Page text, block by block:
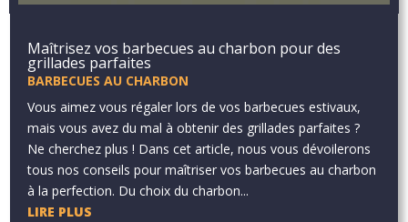
Maîtrisez vos barbecues au charbon pour des
grillades parfaites
BARBECUES AU CHARBON
Vous aimez vous régaler lors de vos barbecues estivaux,
mais vous avez du mal à obtenir des grillades parfaites ?
Ne cherchez plus ! Dans cet article, nous vous dévoilerons
tous nos conseils pour maîtriser vos barbecues au charbon
à la perfection. Du choix du charbon...
LIRE PLUS